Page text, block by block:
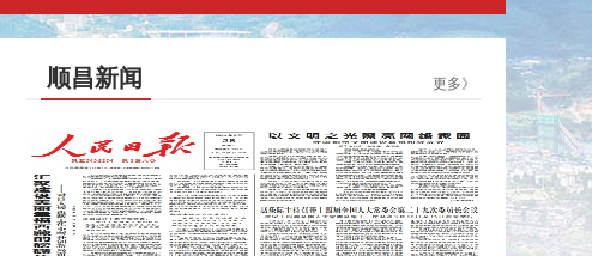
更多》
顺昌新闻